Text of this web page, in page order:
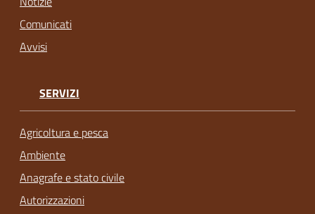
Comunicati
Avvisi
SERVIZI
Agricoltura e pesca
Ambiente
Anagrafe e stato civile
Autorizzazioni